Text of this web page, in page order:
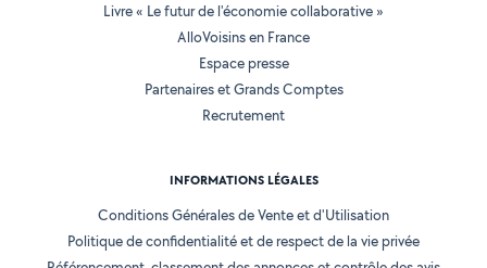
Livre « Le futur de l'économie collaborative »
AlloVoisins en France
Espace presse
Partenaires et Grands Comptes
Recrutement
INFORMATIONS LÉGALES
Conditions Générales de Vente et d'Utilisation
Politique de confidentialité et de respect de la vie privée